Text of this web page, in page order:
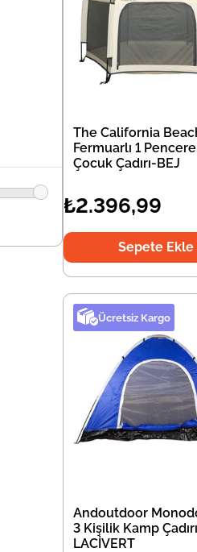
The California
Fermuarlı 1
Çocuk Çadırı-BEJ
₺2.396,99
Sepete Ekle
Ücretsiz Kargo
Andoutdoor
3 Kişilik Kamp
LACİVERT